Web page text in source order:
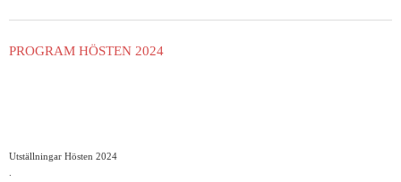
PROGRAM HÖSTEN 2024
Utställningar Hösten 2024